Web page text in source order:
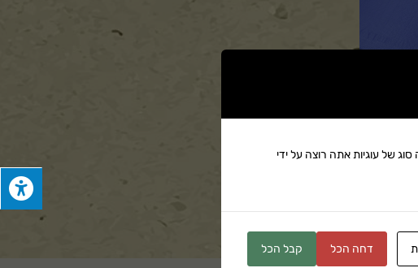
25 ₪של עוגיות אתה רוצה על ידי
דחה הכל קבל הכל